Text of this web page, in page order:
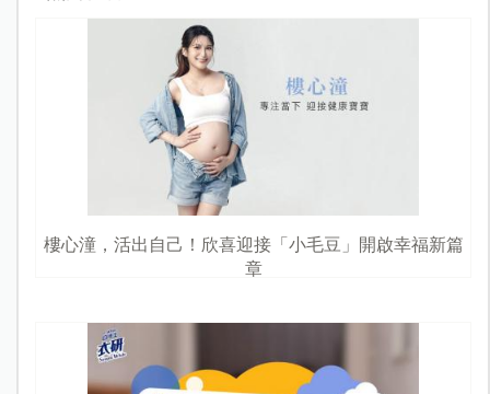
樓心潼，活出自己！欣喜迎接「小毛豆」開啟幸福新篇
章